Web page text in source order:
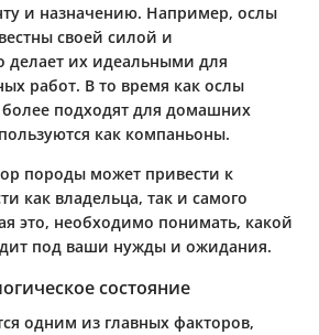
и назначению. Например, ослы
своей силой и
делает их идеальными для
работ. В то время как ослы
подходят для домашних
как компаньоны.
породы может привести к
как владельца, так и самого
это, необходимо понимать, какой
под ваши нужды и ожидания.
состояние
одним из главных факторов,